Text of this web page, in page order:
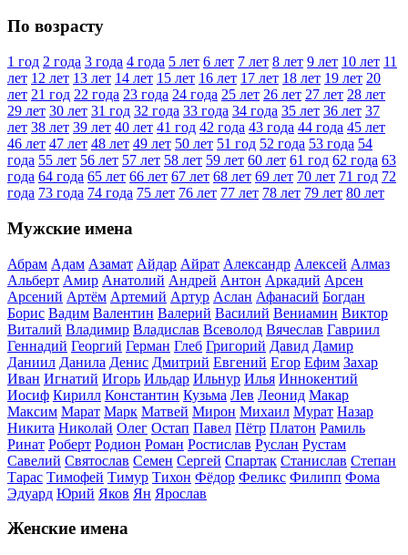
По возрасту
1 год 2 года 3 года 4 года 5 лет 6 лет 7 лет 8 лет 9 лет 10 лет 11
лет 12 лет 13 лет 14 лет 15 лет 16 лет 17 лет 18 лет 19 лет 20
лет 21 год 22 года 23 года 24 года 25 лет 26 лет 27 лет 28 лет
29 лет 30 лет 31 год 32 года 33 года 34 года 35 лет 36 лет 37
лет 38 лет 39 лет 40 лет 41 год 42 года 43 года 44 года 45 лет
46 лет 47 лет 48 лет 49 лет 50 лет 51 год 52 года 53 года 54
года 55 лет 56 лет 57 лет 58 лет 59 лет 60 лет 61 год 62 года 63
года 64 года 65 лет 66 лет 67 лет 68 лет 69 лет 70 лет 71 год 72
года 73 года 74 года 75 лет 76 лет 77 лет 78 лет 79 лет 80 лет
Мужские имена
Абрам Адам Азамат Айдар Айрат Александр Алексей Алмаз
Альберт Амир Анатолий Андрей Антон Аркадий Арсен
Арсений Артём Артемий Артур Аслан Афанасий Богдан
Борис Вадим Валентин Валерий Василий Вениамин Виктор
Виталий Владимир Владислав Всеволод Вячеслав Гавриил
Геннадий Георгий Герман Глеб Григорий Давид Дамир
Даниил Данила Денис Дмитрий Евгений Егор Ефим Захар
Иван Игнатий Игорь Ильдар Ильнур Илья Иннокентий
Иосиф Кирилл Константин Кузьма Лев Леонид Макар
Максим Марат Марк Матвей Мирон Михаил Мурат Назар
Никита Николай Олег Остап Павел Пётр Платон Рамиль
Ринат Роберт Родион Роман Ростислав Руслан Рустам
Савелий Святослав Семен Сергей Спартак Станислав Степан
Тарас Тимофей Тимур Тихон Фёдор Феликс Филипп Фома
Эдуард Юрий Яков Ян Ярослав
Женские имена